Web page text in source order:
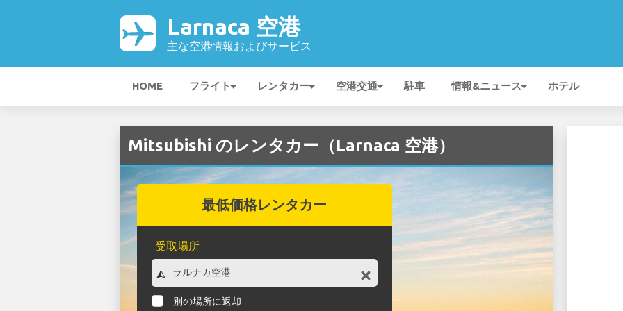
Larnaca 空港
主な空港情報およびサービス
HOME フライト レンタカー 空港交通 駐車 情報&ニュース ホテル
Mitsubishi のレンタカー（Larnaca 空港）
最低価格レンタカー
受取場所
別の場所に返却